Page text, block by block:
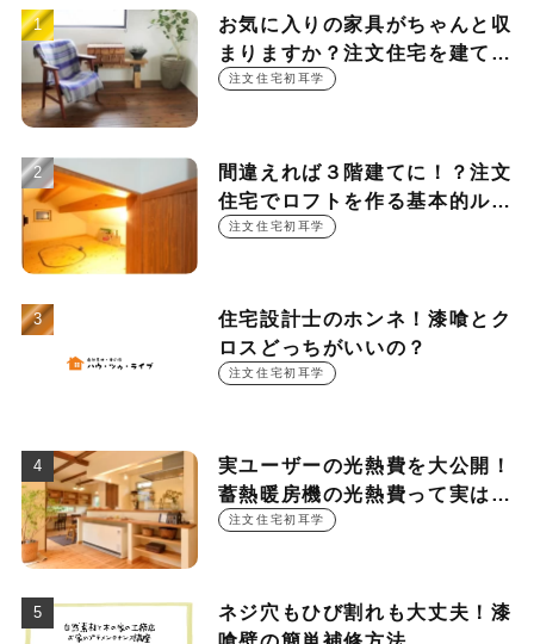
お気に入りの家具がちゃんと収
まりますか？注文住宅を建てる
時に押さえておきたい設計ポイ
注文住宅初耳学
間違えれば３階建てに！？注文
住宅でロフトを作る基本的ルー
ル注文住宅初耳学
住宅設計士のホンネ！漆喰とク
ロスどっちがいいの？
注文住宅初耳学
実ユーザーの光熱費を大公開！
蓄熱暖房機の光熱費って実は
○○○円！？
注文住宅初耳学
ネジ穴もひび割れも大丈夫！漆